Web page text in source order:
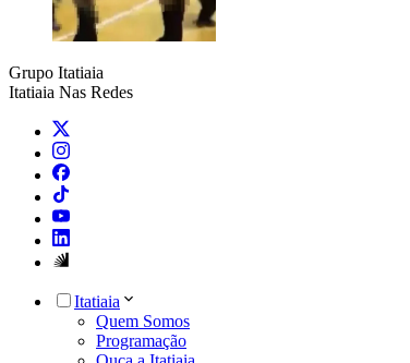
Grupo Itatiaia
Itatiaia Nas Redes
Itatiaia
Quem Somos
Programação